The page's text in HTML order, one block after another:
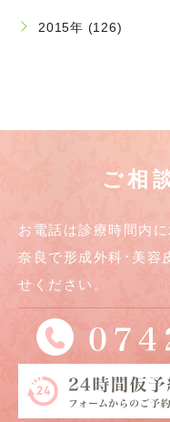
2015年 (126)
ご相
お電話は診療時間内に
奈良で形成外科･美容
せください。